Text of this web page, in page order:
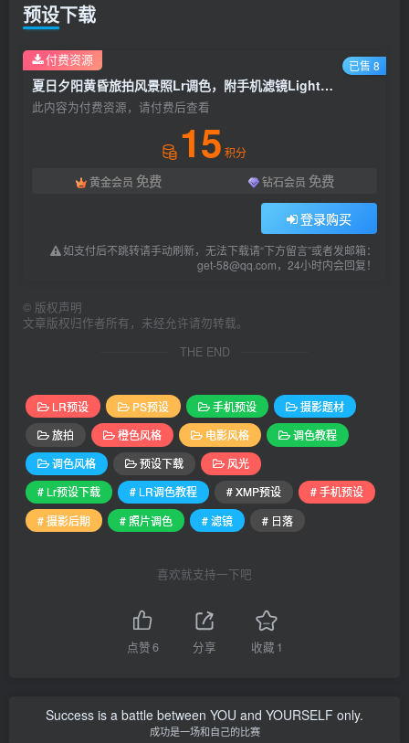
预设下载
夏日夕阳黄昏旅拍风景照Lr调色，附手机滤镜Lightroom+PS预设下载！
此内容为付费资源，请付费后查看
15 积分
黄金会员 免费 钻石会员 免费
登录购买
如支付后不跳转请手动刷新，无法下载请“下方留言”或者发邮箱：
get-58@qq.com，24小时内会回复！
付费资源 已售 8
© 版权声明
文章版权归作者所有，未经允许请勿转载。
THE END
LR预设 PS预设 手机预设
摄影题材
旅拍
橙色风格 电影风格
调色教程
调色风格
预设下载
风光
# Lr预设下载
# LR调色教程 # XMP预设
# 手机预设
# 摄影后期
# 照片调色 # 滤镜 # 日落
喜欢就支持一下吧
点赞6 分享 收藏 1
Success is a battle between YOU and YOURSELF only.
成功是一场和自己的比赛